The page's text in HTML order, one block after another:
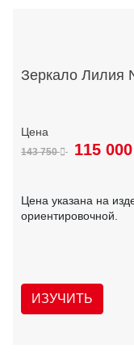
Зеркало Лилия
143 750 115 000
Цена указана на
ориентировочной.
ИЗУЧИТЬ